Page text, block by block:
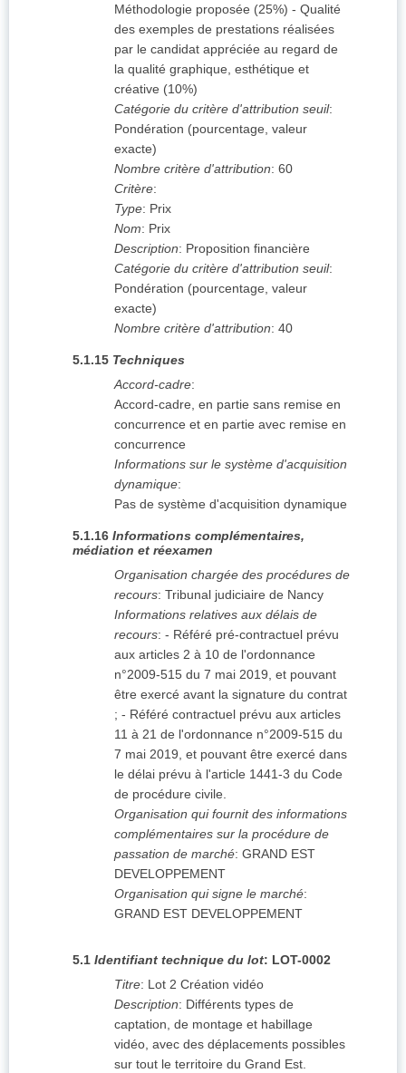
Méthodologie proposée (25%) - Qualité
des exemples de prestations réalisées
par le candidat appréciée au regard de
la qualité graphique, esthétique et
créative (10%)
Catégorie du critère d'attribution seuil:
Pondération (pourcentage, valeur
exacte)
Nombre critère d'attribution: 60
Critère:
Type: Prix
Nom: Prix
Description: Proposition financière
Catégorie du critère d'attribution seuil:
Pondération (pourcentage, valeur
exacte)
Nombre critère d'attribution: 40
5.1.15 Techniques
Accord-cadre:
Accord-cadre, en partie sans remise en
concurrence et en partie avec remise en
concurrence
Informations sur le système d'acquisition
dynamique:
Pas de système d'acquisition dynamique
5.1.16 Informations complémentaires,
médiation et réexamen
Organisation chargée des procédures de
recours: Tribunal judiciaire de Nancy
Informations relatives aux délais de
recours: - Référé pré-contractuel prévu
aux articles 2 à 10 de l'ordonnance
n°2009-515 du 7 mai 2019, et pouvant
être exercé avant la signature du contrat
; - Référé contractuel prévu aux articles
11 à 21 de l'ordonnance n°2009-515 du
7 mai 2019, et pouvant être exercé dans
le délai prévu à l'article 1441-3 du Code
de procédure civile.
Organisation qui fournit des informations
complémentaires sur la procédure de
passation de marché: GRAND EST
DEVELOPPEMENT
Organisation qui signe le marché:
GRAND EST DEVELOPPEMENT
5.1 Identifiant technique du lot: LOT-0002
Titre: Lot 2 Création vidéo
Description: Différents types de
captation, de montage et habillage
vidéo, avec des déplacements possibles
sur tout le territoire du Grand Est.